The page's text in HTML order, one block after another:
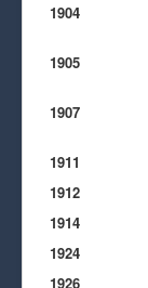
1904
1905
1907
1911
1912
1914
1924
1926